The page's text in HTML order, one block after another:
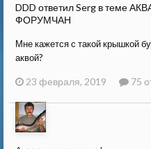
DDD ответил Serg в теме
ФОРУМЧАН
Мне кажется с такой крышкой
аквой?
23 февраля, 2019 75